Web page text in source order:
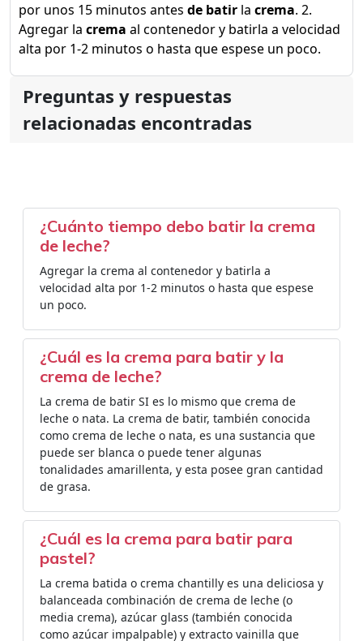
por unos 15 minutos antes de batir la crema. 2.
Agregar la crema al contenedor y batirla a velocidad
alta por 1-2 minutos o hasta que espese un poco.
Preguntas y respuestas
relacionadas encontradas
¿Cuánto tiempo debo batir la crema
de leche?
Agregar la crema al contenedor y batirla a
velocidad alta por 1-2 minutos o hasta que espese
un poco.
¿Cuál es la crema para batir y la
crema de leche?
La crema de batir SI es lo mismo que crema de
leche o nata. La crema de batir, también conocida
como crema de leche o nata, es una sustancia que
puede ser blanca o puede tener algunas
tonalidades amarillenta, y esta posee gran cantidad
de grasa.
¿Cuál es la crema para batir para
pastel?
La crema batida o crema chantilly es una deliciosa y
balanceada combinación de crema de leche (o
media crema), azúcar glass (también conocida
como azúcar impalpable) y extracto vainilla que